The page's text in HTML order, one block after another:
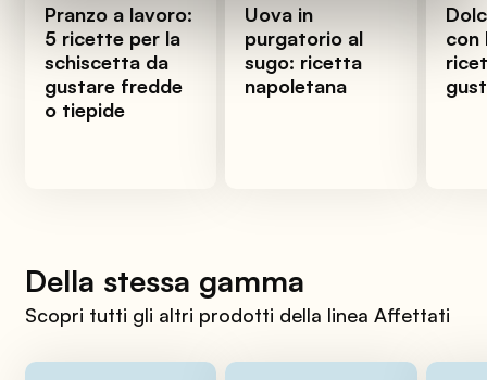
Pranzo a lavoro:
5 ricette per la
schiscetta da
gustare fredde
o tiepide
Uova in
purgatorio al
sugo: ricetta
napoletana
con
Della stessa gamma
Scopri tutti gli altri prodotti della linea Affettati